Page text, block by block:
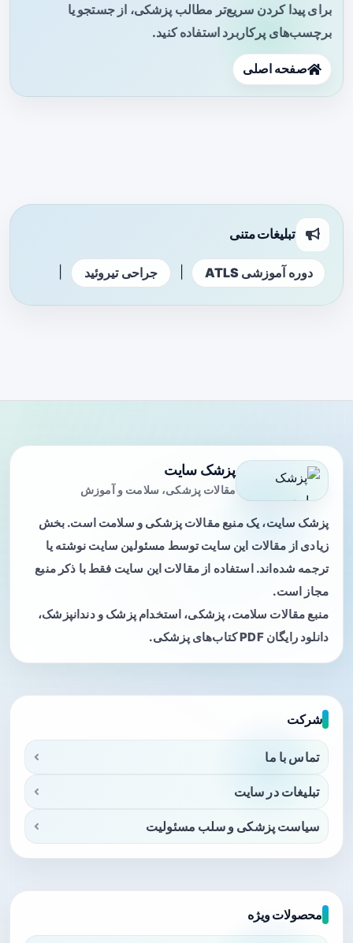
برای پیدا کردن سریع‌تر مطالب پزشکی، از جستجو یا
برچسب‌های پرکاربرد استفاده کنید.
صفحه اصلی
تبلیغات متنی
دوره آموزشی ATLS جراحی تیروئید
پزشک سایت
مقالات پزشکی، سلامت و آموزش
پزشک سایت، یک منبع مقالات پزشکی و سلامت است. بخش
زیادی از مقالات این سایت توسط مسئولین سایت نوشته یا
ترجمه شده‌اند. استفاده از مقالات این سایت فقط با ذکر منبع
مجاز است.
منبع مقالات سلامت، پزشکی، استخدام پزشک و دندانپزشک،
دانلود رایگان PDF کتاب‌های پزشکی.
شرکت
تماس با ما
تبلیغات در سایت
سیاست پزشکی و سلب مسئولیت
محصولات ویژه